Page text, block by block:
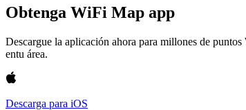
Obtenga WiFi Map app
Descargue la aplicación ahora para millones de
entu área.
Descarga para iOS